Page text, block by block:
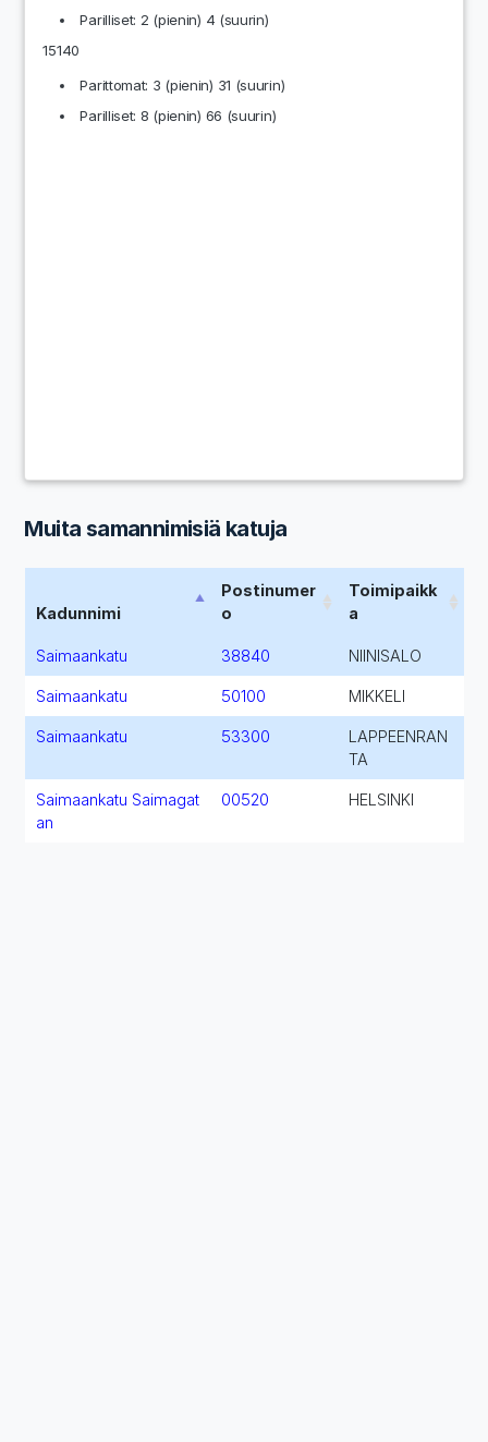
Parilliset: 2 (pienin) 4 (suurin)
15140
Parittomat: 3 (pienin) 31 (suurin)
Parilliset: 8 (pienin) 66 (suurin)
Muita samannimisiä katuja
Kadunnimi
Postinumer
o
Toimipaikk
a
Saimaankatu 38840 NIINISALO
Saimaankatu 50100 MIKKELI
Saimaankatu 53300
LAPPEENRAN
TA
Saimaankatu Saimagat
an
00520 HELSINKI